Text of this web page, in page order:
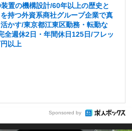
置の機構設計/60年以上の歴史と
持つ外資系商社グループ企業で真
かす/東京都江東区勤務・転勤な
全週休2日・年間休日125日/フレッ
以上
Sponsored by